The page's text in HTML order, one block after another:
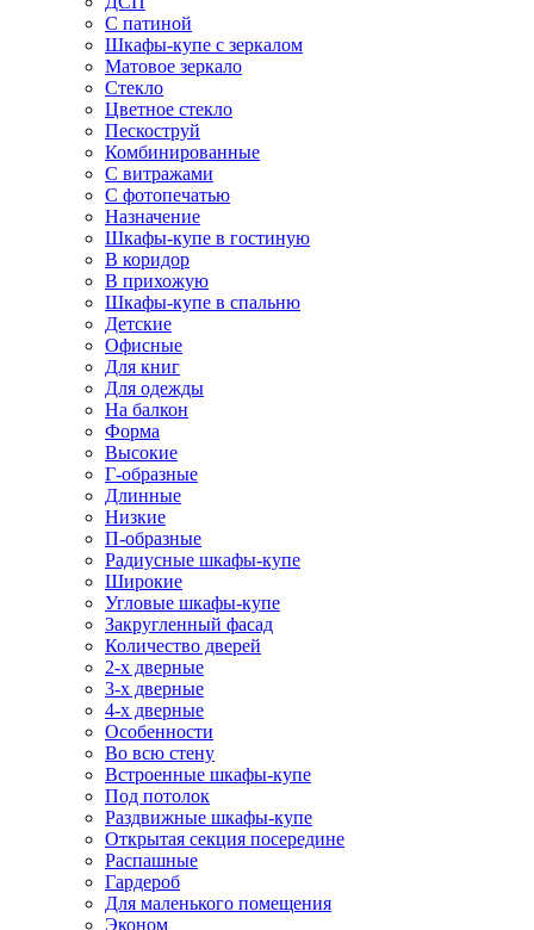
С патиной
Шкафы-купе с зеркалом
Матовое зеркало
Стекло
Цветное стекло
Пескоструй
Комбинированные
С витражами
С фотопечатью
Назначение
Шкафы-купе в гостиную
В коридор
В прихожую
Шкафы-купе в спальню
Детские
Офисные
Для книг
Для одежды
На балкон
Форма
Высокие
Г-образные
Длинные
Низкие
П-образные
Радиусные шкафы-купе
Широкие
Угловые шкафы-купе
Закругленный фасад
Количество дверей
2-х дверные
3-х дверные
4-х дверные
Особенности
Во всю стену
Встроенные шкафы-купе
Под потолок
Раздвижные шкафы-купе
Открытая секция посередине
Распашные
Гардероб
Для маленького помещения
Эконом